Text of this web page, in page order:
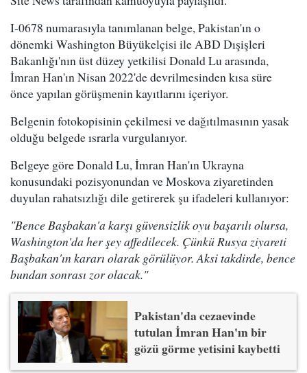
I-0678 numarasıyla tanımlanan belge, Pakistan'ın o
dönemki Washington Büyükelçisi ile ABD Dışişleri
Bakanlığı'nın üst düzey yetkilisi Donald Lu arasında,
İmran Han'ın Nisan 2022'de devrilmesinden kısa süre
önce yapılan görüşmenin kayıtlarını içeriyor.
Belgenin fotokopisinin çekilmesi ve dağıtılmasının yasak
olduğu belgede ısrarla vurgulanıyor.
Belgeye göre Donald Lu, İmran Han'ın Ukrayna
konusundaki pozisyonundan ve Moskova ziyaretinden
duyulan rahatsızlığı dile getirerek şu ifadeleri kullanıyor:
"Bence Başbakan'a karşı güvensizlik oyu başarılı olursa,
Washington'da her şey affedilecek. Çünkü Rusya ziyareti
Başbakan'ın kararı olarak görülüyor. Aksi takdirde, bence
bundan sonrası zor olacak."
Pakistan'da cezaevinde
tutulan İmran Han'ın bir
gözü görme yetisini kaybetti